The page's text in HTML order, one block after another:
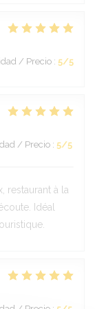
/ Precio : 5/5
/ Precio : 5/5
restaurant à la
Idéal